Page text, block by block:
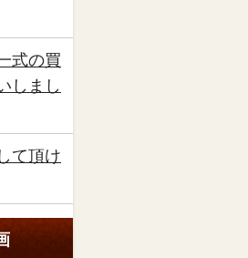
式の買
しまし
て頂け